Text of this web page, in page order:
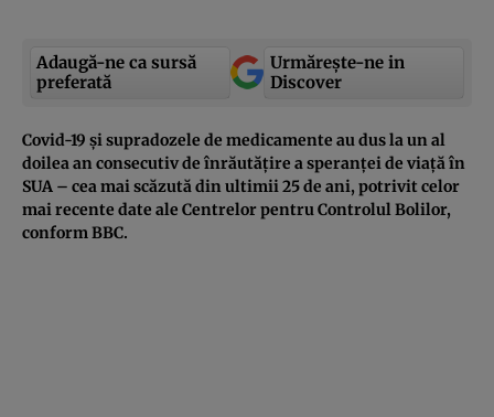
Adaugă-ne ca sursă
preferată
Urmărește-ne in
Discover
Covid-19 și supradozele de medicamente au dus la un al
doilea an consecutiv de înrăutățire a speranței de viață în
SUA – cea mai scăzută din ultimii 25 de ani, potrivit celor
mai recente date ale Centrelor pentru Controlul Bolilor,
conform BBC.